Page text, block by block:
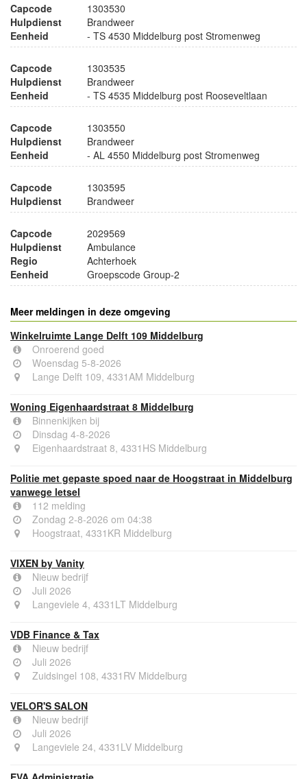
Capcode
1303530
Hulpdienst
Brandweer
Eenheid
- TS 4530 Middelburg post Stromenweg
Capcode
1303535
Hulpdienst
Brandweer
Eenheid
- TS 4535 Middelburg post Rooseveltlaan
Capcode
1303550
Hulpdienst
Brandweer
Eenheid
- AL 4550 Middelburg post Stromenweg
Capcode
1303595
Hulpdienst
Brandweer
Capcode
2029569
Hulpdienst
Ambulance
Regio
Achterhoek
Eenheid
Groepscode Group-2
Meer meldingen in deze omgeving
Winkelruimte Lange Delft 109 Middelburg
Onroerend goed
Woensdag 5-8-2026
Lange Delft 109, 4331AM Middelburg
Woning Eigenhaardstraat 8 Middelburg
Binnenkijken bij
Dinsdag 4-8-2026
Eigenhaardstraat 8, 4331HS Middelburg
Politie met gepaste spoed naar de Hoogstraat in Middelburg
vanwege letsel
112 melding
Zondag 2-8-2026 om 04:38
Hoogstraat, 4331KR Middelburg
VIXEN by Vanity
Nieuw bedrijf
Juli 2026
Langeviele 4, 4331LT Middelburg
VDB Finance & Tax
Nieuw bedrijf
Juli 2026
Zuidsingel 108, 4331RV Middelburg
VELOR'S SALON
Nieuw bedrijf
Juli 2026
Langeviele 24, 4331LV Middelburg